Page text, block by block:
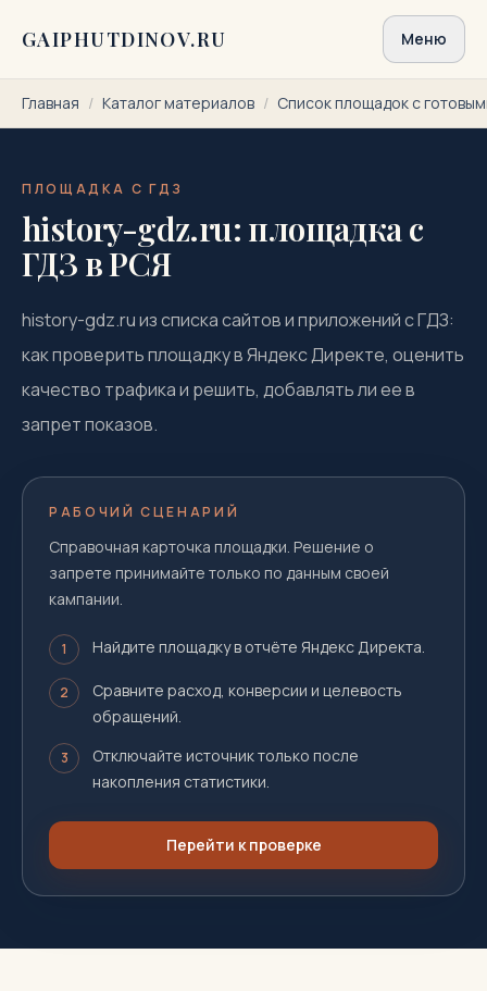
GAIPHUTDINOV.RU Меню
Главная / Каталог материалов / Список площадок с
ПЛОЩАДКА С ГДЗ
history-gdz.ru: площадка с
ГДЗ в РСЯ
history-gdz.ru из списка сайтов и приложений с ГДЗ:
как проверить площадку в Яндекс Директе, оценить
качество трафика и решить, добавлять ли ее в
запрет показов.
РАБОЧИЙ СЦЕНАРИЙ
Справочная карточка площадки. Решение о
запрете принимайте только по данным своей
кампании.
1 Найдите площадку в отчёте Яндекс Директа.
2
Сравните расход, конверсии и целевость
обращений.
3
Отключайте источник только после
накопления статистики.
Перейти к проверке